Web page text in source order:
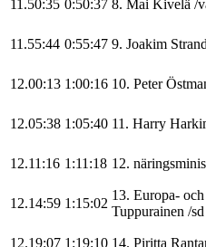
11.50:35 0:50:37 8. Mai Kivelä /
11.55:44 0:55:47 9. Joakim
12.00:13 1:00:16 10. Peter
12.05:38 1:05:40 11. Harry
12.11:16 1:11:18 12.
12.14:59 1:15:02
13. Europa-
Tuppurainen /sd
12.19:07 1:19:10 14. Piritta